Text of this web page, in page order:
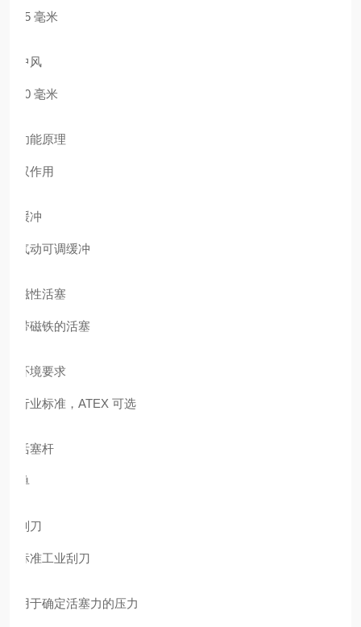
25 毫米
中风
80 毫米
功能原理
双作用
缓冲
气动可调缓冲
磁性活塞
带磁铁的活塞
环境要求
行业标准，ATEX 可选
活塞杆
单
刮刀
标准工业刮刀
用于确定活塞力的压力